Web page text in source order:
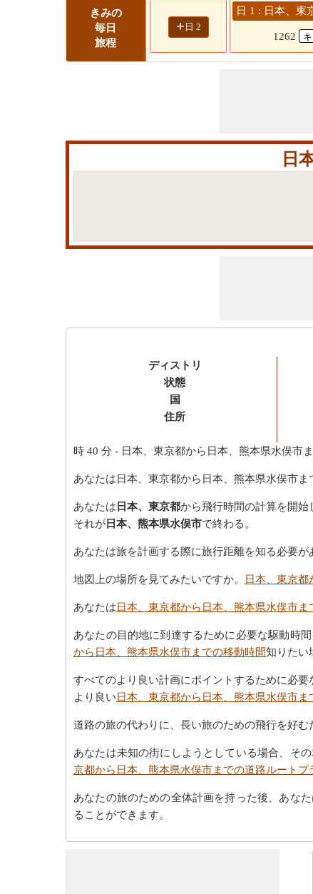
きみの
毎日
旅程
+ 日 2
日 1 : 日本、東
1262
日
ディストリ
状態
国
住所
時 40 分 - 日本、東京都から日本、熊本県水俣市
あなたは日本、東京都から日本、熊本県水俣市
あなたは 日本、東京都から飛行時間の計算を開始
それが 日本、熊本県水俣市で終わる。
あなたは旅を計画する際に旅行距離を知る必要が
地図上の場所を見てみたいですか。 日本、東京都
あなたは日本、東京都から日本、熊本県水俣市ま
あなたの目的地に到達するために必要な駆動時
から日本、熊本県水俣市までの移動時間知りたい
すべてのより良い計画にポイントするために必
より良い日本、東京都から日本、熊本県水俣市ま
道路の旅の代わりに、長い旅のための飛行を好む
あなたは未知の街にしようとしている場合、そ
京都から日本、熊本県水俣市までの道路ルートプ
あなたの旅のための全体計画を持った後、あな
ることができます。